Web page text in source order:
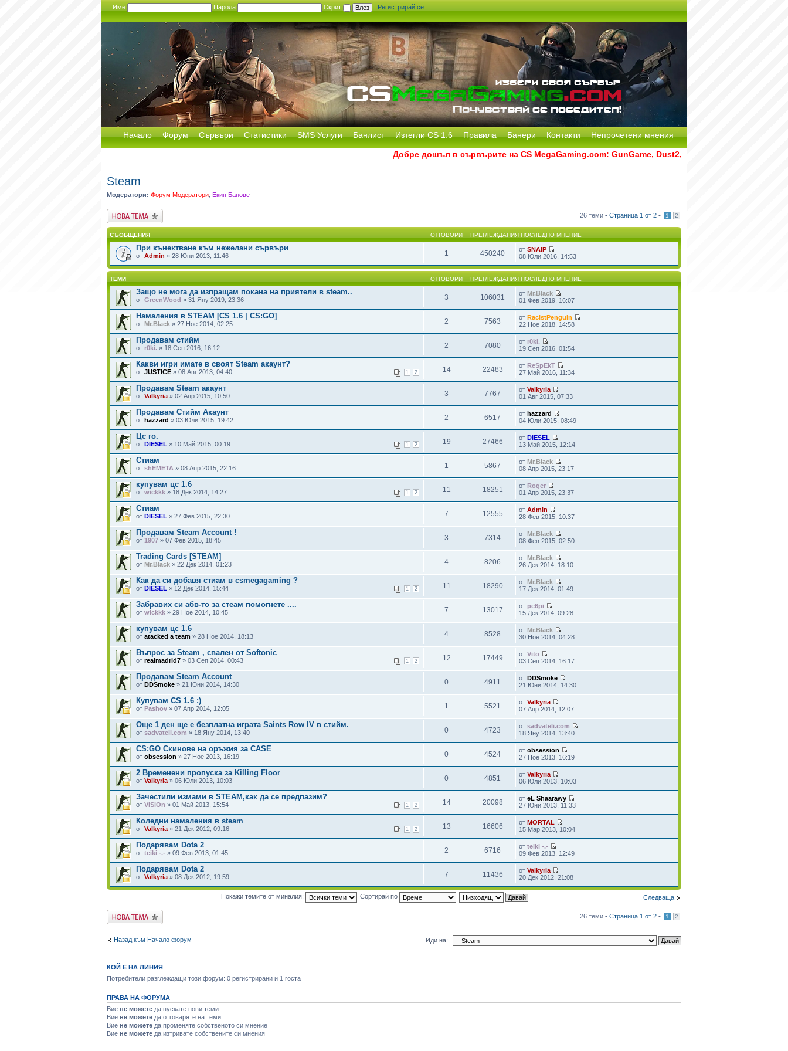
Име: Парола: Скрит | Регистрирай се
Начало Форум Сървъри Статистики SMS Услуги Банлист Изтегли CS 1.6 Правила Банери Контакти Непрочетени мнения
Добре дошъл в сървърите на CS MegaGaming.com: GunGame, Dust2, CS:GO Remake [Multi-Mod]
Steam
Модератори: Форум Модератори Екип Банове
Публикувай нова
тема
26 теми • Страница 1 от 2 • 1 2
СЪОБЩЕНИЯ ОТГОВОРИ ПРЕГЛЕЖДАНИЯ ПОСЛЕДНО МНЕНИЕ
При кънектване към нежелани сървъри
от Admin » 28 Юни 2013, 11:46 1 450240 отSNAIP
08 Юли 2016, 14:53
ТЕМИ ОТГОВОРИ ПРЕГЛЕЖДАНИЯ ПОСЛЕДНО МНЕНИЕ
Защо не мога да изпращам покана на приятели в steam..
от GreenWood » 31 Яну 2019, 23:36 3 106031 отMr.Black
01 Фев 2019, 16:07
Намаления в STEAM [CS 1.6 | CS:GO]
от Mr.Black » 27 Ное 2014, 02:25 2 7563 отRacistPenguin
22 Ное 2018, 14:58
Продавам стийм
от r0ki. » 18 Сеп 2016, 16:12 2 7080 отr0ki.
19 Сеп 2016, 01:54
Какви игри имате в своят Steam aкаунт?
1 2
от JUSTICE » 08 Авг 2013, 04:40 14 22483 отReSpEkT
27 Май 2016, 11:34
Продавам Steam акаунт
от Valkyria » 02 Апр 2015, 10:50 3 7767 отValkyria
01 Авг 2015, 07:33
Продавам Стийм Акаунт
от hazzard » 03 Юли 2015, 19:42 2 6517 отhazzard
04 Юли 2015, 08:49
Цс го.
1 2
от DIESEL » 10 Май 2015, 00:19 19 27466 отDIESEL
13 Май 2015, 12:14
Стиам
от shEMETA » 08 Апр 2015, 22:16 1 5867 отMr.Black
08 Апр 2015, 23:17
купувам цс 1.6
1 2
от wickkk » 18 Дек 2014, 14:27 11 18251 отRoger
01 Апр 2015, 23:37
Стиам
от DIESEL » 27 Фев 2015, 22:30 7 12555 отAdmin
28 Фев 2015, 10:37
Продавам Steam Account !
от 1907 » 07 Фев 2015, 18:45 3 7314 отMr.Black
08 Фев 2015, 02:50
Trading Cards [STEAM]
от Mr.Black » 22 Дек 2014, 01:23 4 8206 отMr.Black
26 Дек 2014, 18:10
Как да си добавя стиам в csmegagaming ?
1 2
от DIESEL » 12 Дек 2014, 15:44 11 18290 отMr.Black
17 Дек 2014, 01:49
Забравих си абв-то за стеам помогнете ....
от wickkk » 29 Ное 2014, 10:45 7 13017 отpe6pi
15 Дек 2014, 09:28
купувам цс 1.6
от atacked a team » 28 Ное 2014, 18:13 4 8528 отMr.Black
30 Ное 2014, 04:28
Въпрос за Steam , свален от Softonic
1 2
от realmadrid7 » 03 Сеп 2014, 00:43 12 17449 отVito
03 Сеп 2014, 16:17
Продавам Steam Account
от DDSmoke » 21 Юни 2014, 14:30 0 4911 отDDSmoke
21 Юни 2014, 14:30
Купувам CS 1.6 :)
от Pashov » 07 Апр 2014, 12:05 1 5521 отValkyria
07 Апр 2014, 12:07
Още 1 ден ще е безплатна играта Saints Row IV в стийм.
от sadvateli.com » 18 Яну 2014, 13:40 0 4723 отsadvateli.com
18 Яну 2014, 13:40
CS:GO Скинове на оръжия за CASE
от obsession » 27 Ное 2013, 16:19 0 4524 отobsession
27 Ное 2013, 16:19
2 Временени пропускa за Killing Floor
от Valkyria » 06 Юли 2013, 10:03 0 4851 отValkyria
06 Юли 2013, 10:03
Зачестили измами в STEAM,как да се предпазим?
1 2
от ViSiOn » 01 Май 2013, 15:54 14 20098 отeL Shaarawy
27 Юни 2013, 11:33
Коледни намаления в steam
1 2
от Valkyria » 21 Дек 2012, 09:16 13 16606 отMORTAL
15 Мар 2013, 10:04
Подарявам Dota 2
от teiki -.- » 09 Фев 2013, 01:45 2 6716 отteiki -.-
09 Фев 2013, 12:49
Подарявам Dota 2
от Valkyria » 08 Дек 2012, 19:59 7 11436 отValkyria
20 Дек 2012, 21:08
Следваща
Покажи темите от миналия: Сортирай по
Публикувай нова
тема
26 теми • Страница 1 от 2 • 1 2
Назад към Начало форум Иди на:
КОЙ Е НА ЛИНИЯ
Потребители разглеждащи този форум: 0 регистрирани и 1 госта
ПРАВА НА ФОРУМА
Вие не можете да пускате нови теми
Вие не можете да отговаряте на теми
Вие не можете да променяте собственото си мнение
Вие не можете да изтривате собствените си мнения